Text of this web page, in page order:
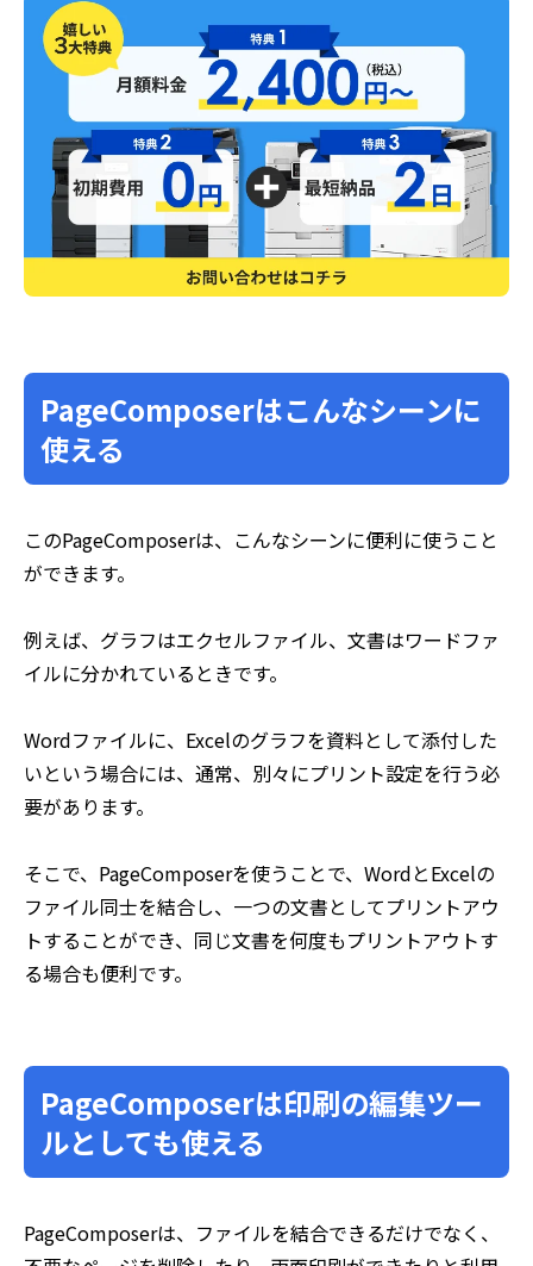
PageComposerはこんなシーンに
使える
このPageComposerは、こんなシーンに便利に使うこと
ができます。
例えば、グラフはエクセルファイル、文書はワードファ
イルに分かれているときです。
Wordファイルに、Excelのグラフを資料として添付した
いという場合には、通常、別々にプリント設定を行う必
要があります。
そこで、PageComposerを使うことで、WordとExcelの
ファイル同士を結合し、一つの文書としてプリントアウ
トすることができ、同じ文書を何度もプリントアウトす
る場合も便利です。
PageComposerは印刷の編集ツー
ルとしても使える
PageComposerは、ファイルを結合できるだけでなく、